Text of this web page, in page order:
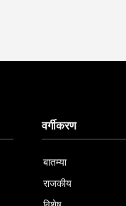
वर्गीकरण
बातम्या
राजकीय